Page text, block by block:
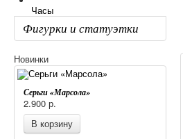
Часы
Фигурки и статуэтки
Новинки
Серьги «Марсола»
2.900 р.
В корзину